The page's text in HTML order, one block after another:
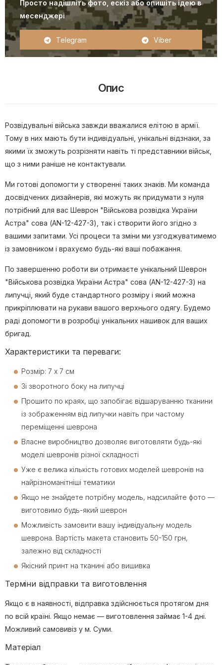
Просто надішліть фото, ескіз або опишіть ідею в
месенджері
Telegram Viber
Опис
Розвідувальні війська завжди вважалися елітою в армії.
Тому в них мають бути індивідуальні, унікальні відзнаки, за
якими їх зможуть розрізняти навіть ті представники військ,
що з ними раніше не контактували.
Ми готові допомогти у створенні таких знаків. Ми команда
досвідчених дизайнерів, які можуть як придумати з нуля
потрібний для вас Шеврон "Військова розвідка України
Астра" сова (AN-12-427-3), так і створити його згідно з
вашими запитами. Усі процеси та зміни ми узгоджуватимемо
із замовником і врахуємо будь-які ваші побажання.
По завершенню роботи ви отримаєте унікальний Шеврон
"Військова розвідка України Астра" сова (AN-12-427-3) на
липучці, який буде стандартного розміру і який можна
прикріплювати на рукави вашого верхнього одягу. Будемо
раді допомогти в розробці унікальних нашивок для ваших
бригад.
Характеристики та переваги:
Розмір: 7 х 7 см
Зі зворотного боку на липучці
Прошито по краях, що запобігає відшаруванню тканини
із зображенням від липучки навіть при частому
переміщенні шеврона
Власне виробництво дозволяє виготовляти будь-які
моделі шевронів різної складності
Уже є велика кількість готових моделей шевронів на
найрізноманітніші тематики
Якщо не знайдете потрібну модель, надсилайте фото —
виготовимо будь-який шеврон
Можливість замовити вашу індивідуальну модель
шеврона. Вартість макета становить 50-150 грн,
залежно від складності
Якісний принт на тканині або вишивка
Терміни відправки та виготовлення
Якщо є в наявності, відправка здійснюється протягом дня
по всій країні. Якщо немає — виготовлення займає 1-4 дні.
Можливий самовивіз у м. Суми.
Матеріал